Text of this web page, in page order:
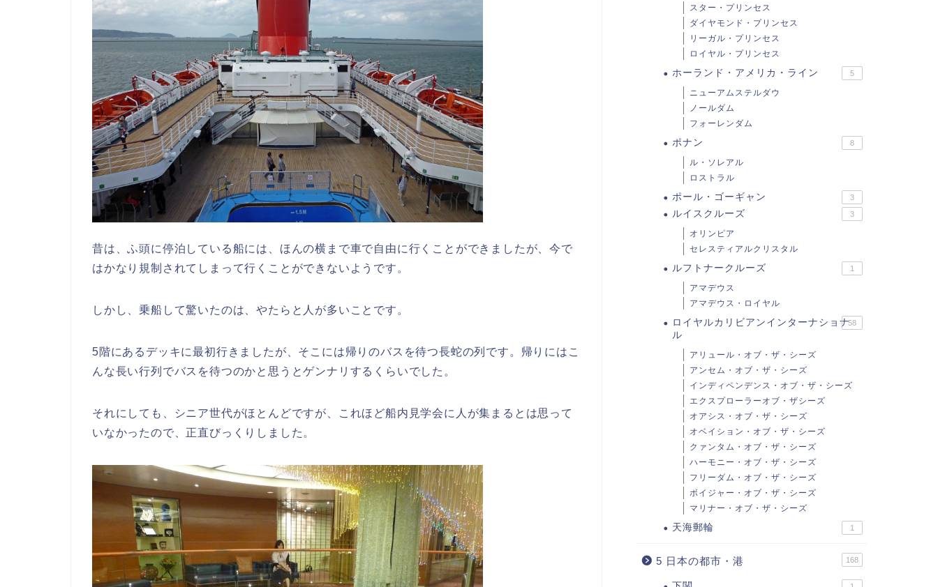
昔は、ふ頭に停泊している船には、ほんの横まで車で自由に行くことができましたが、今で
はかなり規制されてしまって行くことができないようです。
しかし、乗船して驚いたのは、やたらと人が多いことです。
5階にあるデッキに最初行きましたが、そこには帰りのバスを待つ長蛇の列です。帰りにはこ
んな長い行列でバスを待つのかと思うとゲンナリするくらいでした。
それにしても、シニア世代がほとんどですが、これほど船内見学会に人が集まるとは思って
いなかったので、正直びっくりしました。
スター・プリンセス
ダイヤモンド・プリンセス
リーガル・プリンセス
ロイヤル・プリンセス
ホーランド・アメリカ・ライン 5
ニューアムステルダウ
ノールダム
フォーレンダム
ポナン 8
ル・ソレアル
ロストラル
ポール・ゴーギャン 3
ルイスクルーズ 3
オリンピア
セレスティアルクリスタル
ルフトナークルーズ 1
アマデウス
アマデウス・ロイヤル
ロイヤルカリビアンインターナショナ
ル
58
アリュール・オブ・ザ・シーズ
アンセム・オブ・ザ・シーズ
インディペンデンス・オブ・ザ・シーズ
エクスプローラーオブ・ザシーズ
オアシス・オブ・ザ・シーズ
オベイション・オブ・ザ・シーズ
クァンタム・オブ・ザ・シーズ
ハーモニー・オブ・ザ・シーズ
フリーダム・オブ・ザ・シーズ
ボイジャー・オブ・ザ・シーズ
マリナー・オブ・ザ・シーズ
天海郵輪 1
5 日本の都市・港 168